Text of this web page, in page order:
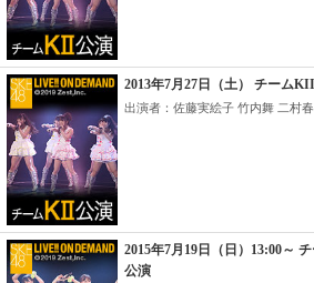
2013年7月27日（土） チーム
出演者：佐藤実絵子 竹内舞 二村春
2015年7月19日（日）13:00～
公演